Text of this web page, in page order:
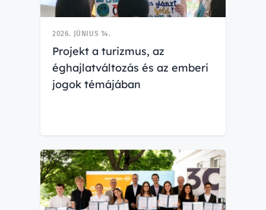
2026. JÚNIUS 14.
Projekt a turizmus, az
éghajlatváltozás és az emberi
jogok témájában